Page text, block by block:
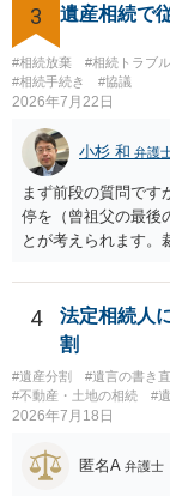
医師の意見書、筆
はありますが、 ・
様の意に反する遺産
であること からする
性はそれほど高くな
言えると思います。
3 遺産相続で
#相続放棄 #相続トラブ
#相続手続き
#協議
2026年7月22日
小杉 和 弁護
まず前段の質問です
停を（曾祖父の最後
とが考えられます。
能と思われます。時
揃える必要があり
4
法定相続人
割
#遺産分割 #遺言の書き
#不動産・土地の相続
#
2026年7月18日
匿名A 弁護士